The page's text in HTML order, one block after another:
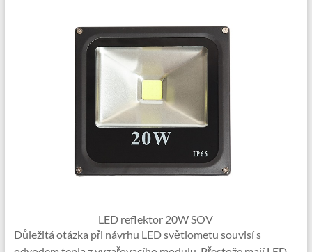
LED reflektor 20W SOV
Důležitá otázka při návrhu LED světlometu souvisí s